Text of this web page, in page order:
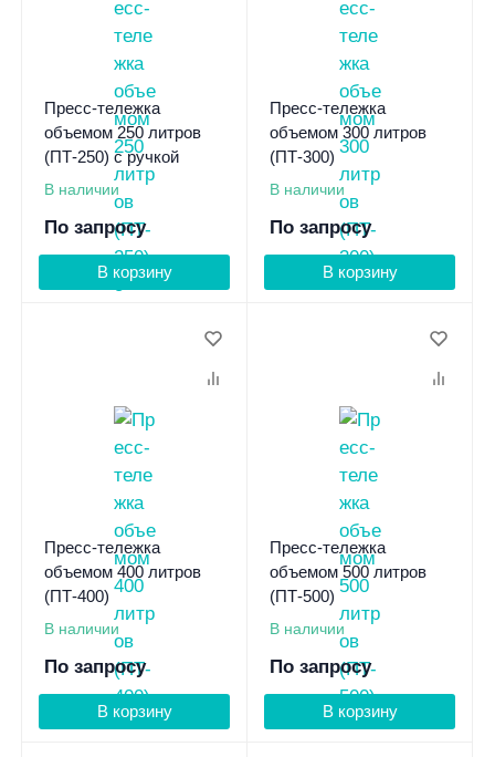
Пресс-тележка
объемом 250 литров
(ПТ-250) с ручкой
В наличии
По запросу
В корзину
Пресс-тележка
объемом 300 литров
(ПТ-300)
В наличии
По запросу
В корзину
Пресс-тележка
объемом 400 литров
(ПТ-400)
В наличии
По запросу
В корзину
Пресс-тележка
объемом 500 литров
(ПТ-500)
В наличии
По запросу
В корзину